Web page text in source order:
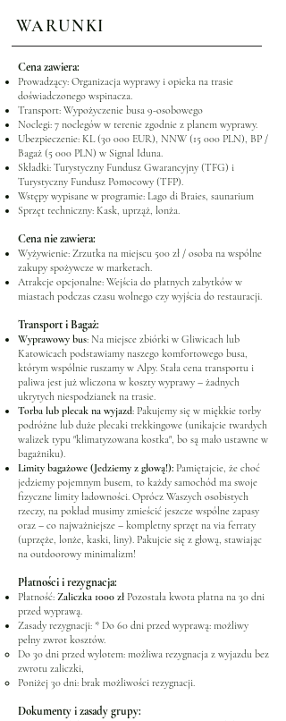
WARUNKI
Cena zawiera:
Prowadzący: Organizacja wyprawy i opieka na trasie
doświadczonego wspinacza.
Transport: Wypożyczenie busa 9-osobowego
Noclegi: 7 noclegów w terenie zgodnie z planem wyprawy.
Ubezpieczenie: KL (30 000 EUR), NNW (15 000 PLN), BP /
Bagaż (5 000 PLN) w Signal Iduna.
Składki: Turystyczny Fundusz Gwarancyjny (TFG) i
Turystyczny Fundusz Pomocowy (TFP).
Wstępy wypisane w programie: Lago di Braies, saunarium
Sprzęt techniczny: Kask, uprząż, lonża.
Cena nie zawiera:
Wyżywienie: Zrzutka na miejscu 500 zł / osoba na wspólne
zakupy spożywcze w marketach.
Atrakcje opcjonalne: Wejścia do płatnych zabytków w
miastach podczas czasu wolnego czy wyjścia do restauracji.
Transport i Bagaż:
Wyprawowy bus: Na miejsce zbiórki w Gliwicach lub
Katowicach podstawiamy naszego komfortowego busa,
którym wspólnie ruszamy w Alpy. Stała cena transportu i
paliwa jest już wliczona w koszty wyprawy – żadnych
ukrytych niespodzianek na trasie.
Torba lub plecak na wyjazd: Pakujemy się w miękkie torby
podróżne lub duże plecaki trekkingowe (unikajcie twardych
walizek typu "klimatyzowana kostka", bo są mało ustawne w
bagażniku).
Limity bagażowe (Jedziemy z głową!): Pamiętajcie, że choć
jedziemy pojemnym busem, to każdy samochód ma swoje
fizyczne limity ładowności. Oprócz Waszych osobistych
rzeczy, na pokład musimy zmieścić jeszcze wspólne zapasy
oraz – co najważniejsze – kompletny sprzęt na via ferraty
(uprzęże, lonże, kaski, liny). Pakujcie się z głową, stawiając
na outdoorowy minimalizm!
Płatności i rezygnacja:
Płatność: Zaliczka 1000 złPozostała kwota płatna na 30 dni
przed wyprawą.
Zasady rezygnacji: * Do 60 dni przed wyprawą: możliwy
pełny zwrot kosztów.
Do 30 dni przed wylotem: możliwa rezygnacja z wyjazdu bez
zwrotu zaliczki,
Poniżej 30 dni: brak możliwości rezygnacji.
Dokumenty i zasady grupy: